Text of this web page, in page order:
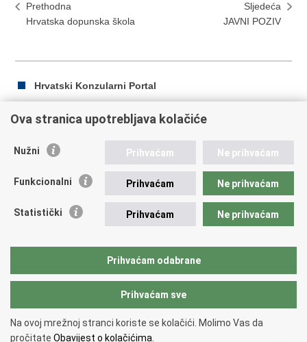
Prethodna
Hrvatska dopunska škola
Sljedeća
JAVNI POZIV
Hrvatski Konzularni Portal
Ispiši
Podijeli
Facebooku
Twitteru
Republika Hrvatska
Trg N.Š. Zrinskog 7-8, 10000 Zagreb
fax: +385 (0)1 4551 795, +385 (0)1 4920 149
ministarstvo@mvep.hr
Copyright © 2026 Ministarstvo vanjskih i europskih poslova.
Ova stranica upotrebljava kolačiće
Nužni Prihvaćam Ne prihvaćam
Funkcionalni Prihvaćam Ne prihvaćam
Statistički Prihvaćam Ne prihvaćam
Prihvaćam odabrane
Prihvaćam sve
Na ovoj mrežnoj stranci koriste se kolačići. Molimo Vas da
pročitate Obavijest o kolačićima.